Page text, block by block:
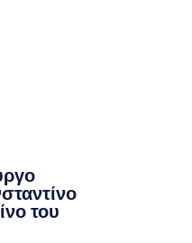
του